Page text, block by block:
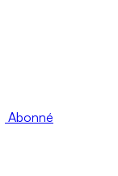
Abonné